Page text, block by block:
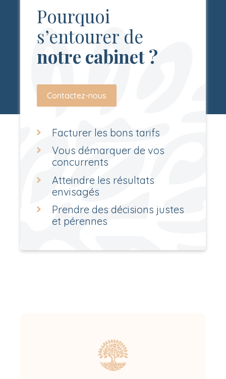
Pourquoi
s’entourer de
notre cabinet ?
Contactez-nous
Facturer les bons tarifs
Vous démarquer de vos
concurrents
Atteindre les résultats
envisagés
Prendre des décisions justes
et pérennes